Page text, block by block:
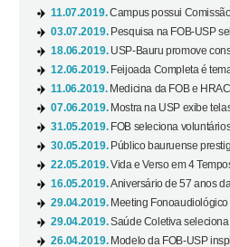
11.07.2019.Campus possui
03.07.2019. Pesquisa na FOB-USP
18.06.2019. USP-Bauru promove
12.06.2019. Feijoada Completa é
11.06.2019. Medicina da FOB e
07.06.2019. Mostra na USP exibe
31.05.2019. FOB seleciona
30.05.2019. Público bauruense
22.05.2019.Vida e Verso em 4
16.05.2019.Aniversário de 57 anos
29.04.2019. Meeting
29.04.2019.Saúde Coletiva
26.04.2019. Modelo da FOB-USP